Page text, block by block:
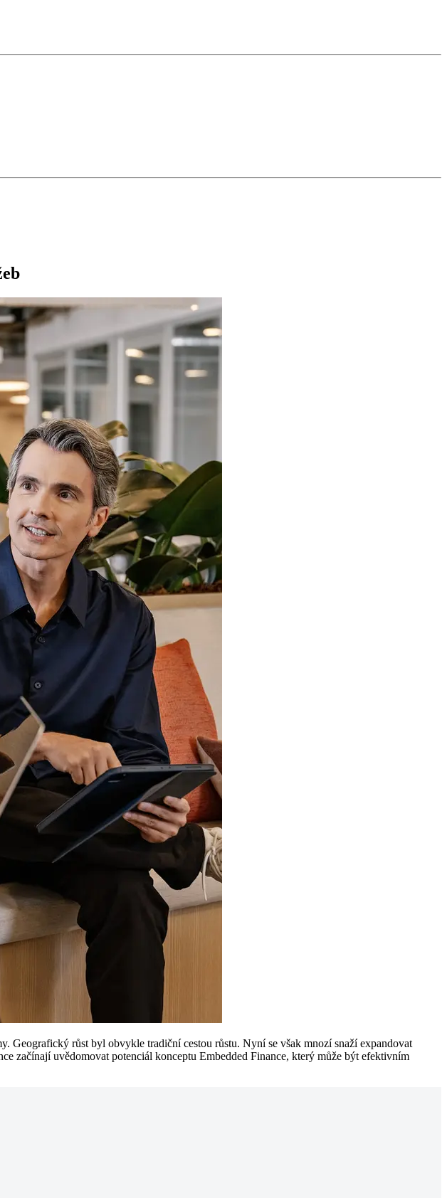
růst byl obvykle tradiční cestou růstu. Nyní se však mnozí snaží expandovat
začínají uvědomovat potenciál konceptu Embedded Finance, který může být efektivním